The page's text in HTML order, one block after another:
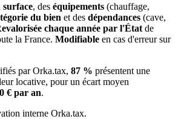
surface, des équipements (chauffage,
du bien et des dépendances (cave,
chaque année par l'État de
la France. Modifiable en cas d'erreur sur
par Orka.tax, 87 % présentent une
locative, pour un écart moyen
€ par an.
interne Orka.tax.